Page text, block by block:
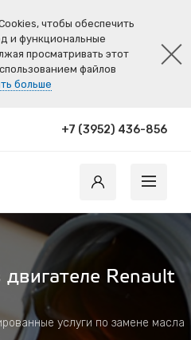
чтобы обеспечить
и функциональные
просматривать этот
файлов
больше
+7 (3952) 436-856
Renault
услуги по замене масла